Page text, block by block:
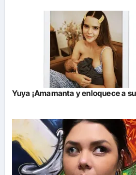
Yuya ¡Amamanta y enloquece a